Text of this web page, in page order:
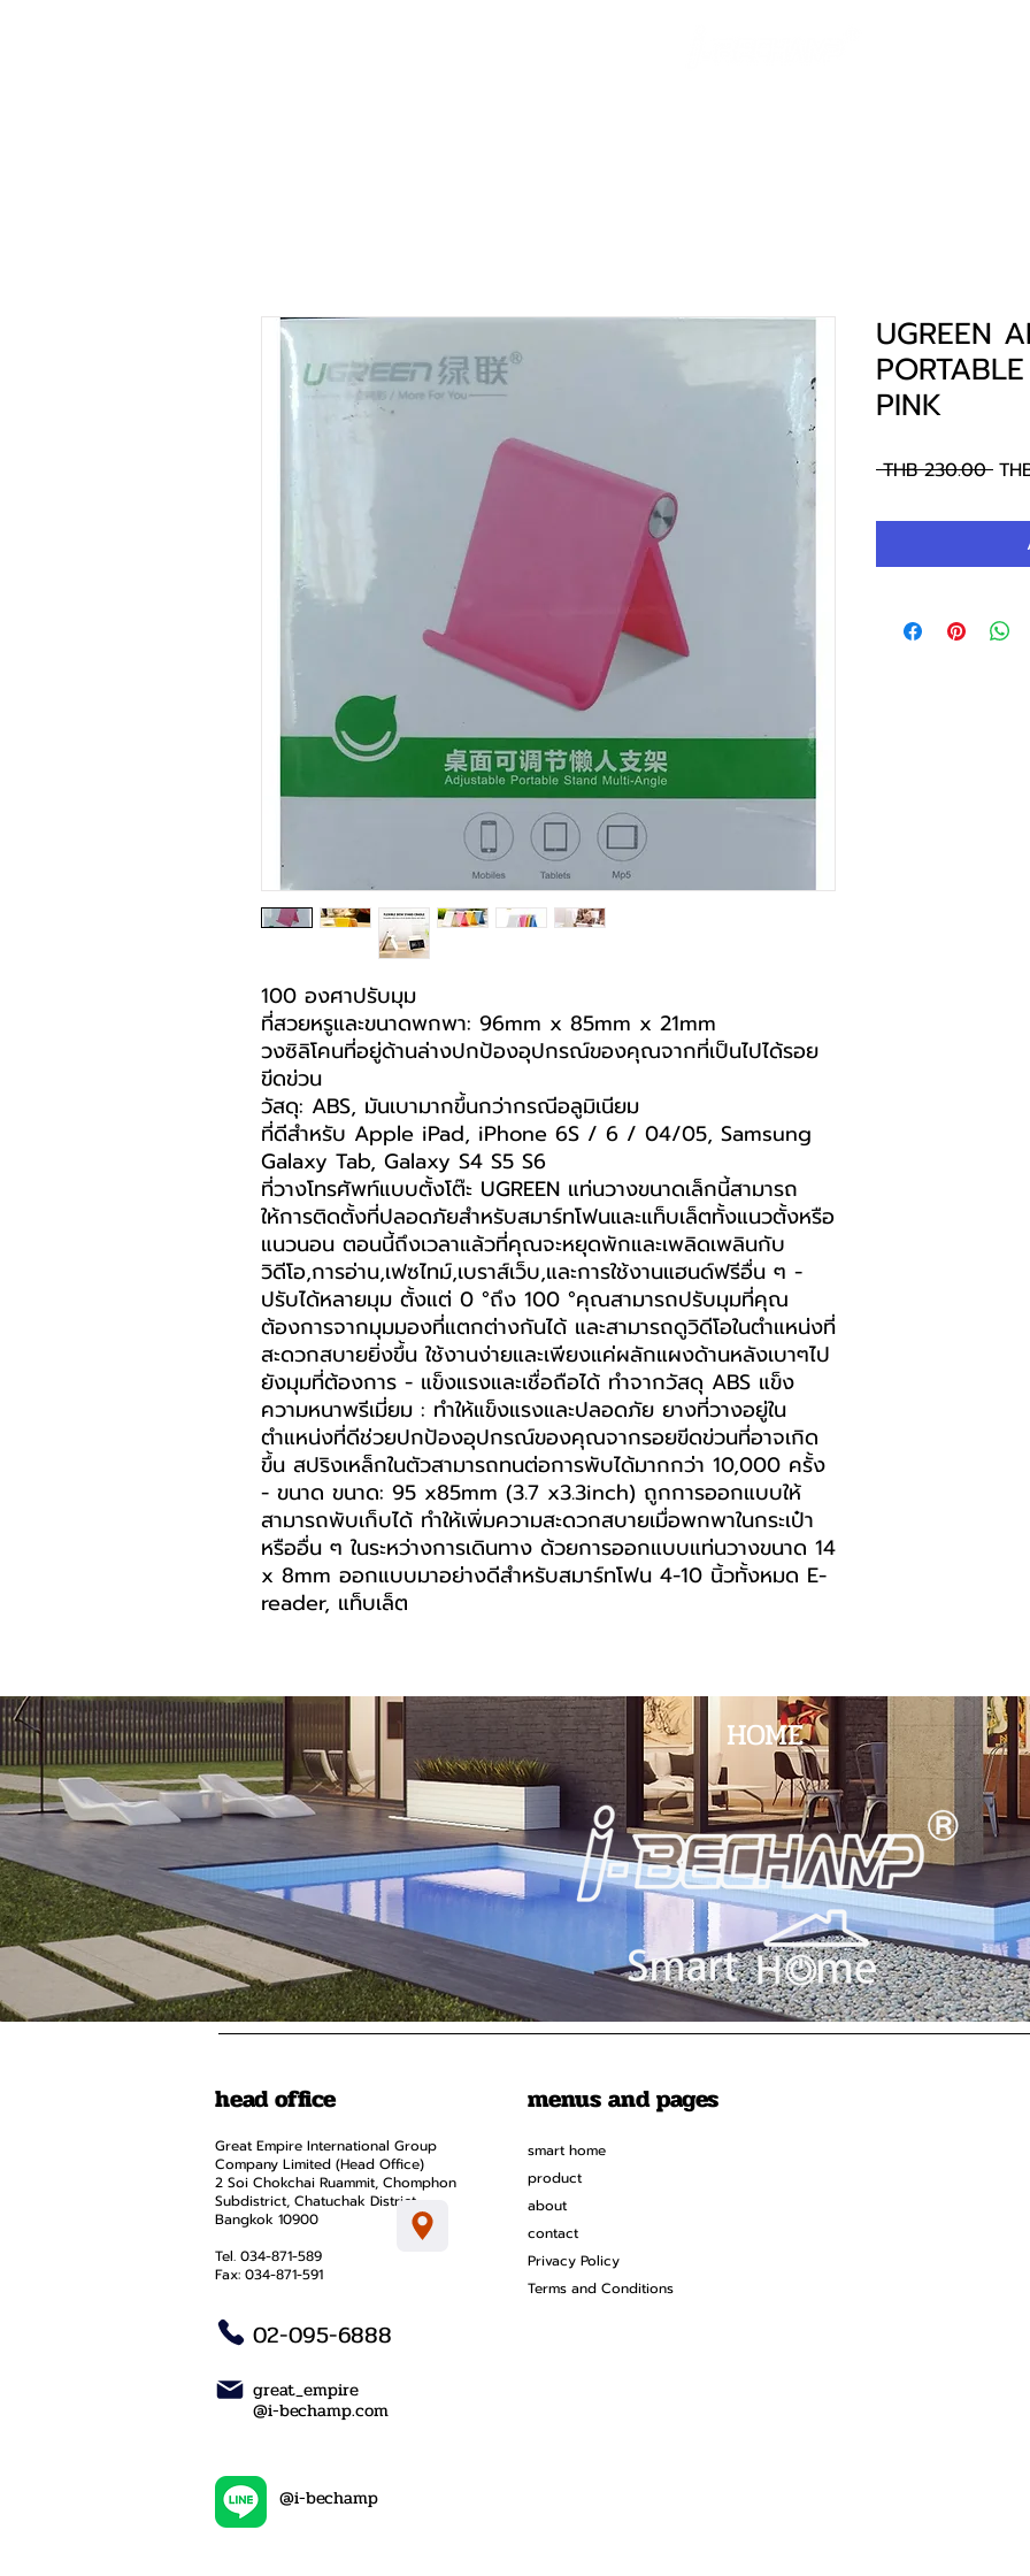
100 องศาปรับมุม
ที่สวยหรูและขนาดพกพา: 96mm x 85mm x 21mm
วงซิลิโคนที่อยู่ด้านล่างปกป้องอุปกรณ์ของคุณจากที่เป็นไปได้รอย
ขีดข่วน
วัสดุ: ABS, มันเบามากขึ้นกว่ากรณีอลูมิเนียม
ที่ดีสำหรับ Apple iPad, iPhone 6S / 6 / 04/05, Samsung
Galaxy Tab, Galaxy S4 S5 S6
ที่วางโทรศัพท์แบบตั้งโต๊ะ UGREEN แท่นวางขนาดเล็กนี้สามารถ
ให้การติดตั้งที่ปลอดภัยสำหรับสมาร์ทโฟนและแท็บเล็ตทั้งแนวตั้งหรือ
แนวนอน ตอนนี้ถึงเวลาแล้วที่คุณจะหยุดพักและเพลิดเพลินกับ
วิดีโอ,การอ่าน,เฟซไทม์,เบราส์เว็บ,และการใช้งานแฮนด์ฟรีอื่น ๆ -
ปรับได้หลายมุม ตั้งแต่ 0 °ถึง 100 °คุณสามารถปรับมุมที่คุณ
ต้องการจากมุมมองที่แตกต่างกันได้ และสามารถดูวิดีโอในตำแหน่งที่
สะดวกสบายยิ่งขึ้น ใช้งานง่ายและเพียงแค่ผลักแผงด้านหลังเบาๆไป
ยังมุมที่ต้องการ - แข็งแรงและเชื่อถือได้ ทำจากวัสดุ ABS แข็ง
ความหนาพรีเมี่ยม : ทำให้แข็งแรงและปลอดภัย ยางที่วางอยู่ใน
ตำแหน่งที่ดีช่วยปกป้องอุปกรณ์ของคุณจากรอยขีดข่วนที่อาจเกิด
ขึ้น สปริงเหล็กในตัวสามารถทนต่อการพับได้มากกว่า 10,000 ครั้ง
- ขนาด ขนาด: 95 x85mm (3.7 x3.3inch) ถูกการออกแบบให้
สามารถพับเก็บได้ ทำให้เพิ่มความสะดวกสบายเมื่อพกพาในกระเป๋า
หรืออื่น ๆ ในระหว่างการเดินทาง ด้วยการออกแบบแท่นวางขนาด 14
x 8mm ออกแบบมาอย่างดีสำหรับสมาร์ทโฟน 4-10 นิ้วทั้งหมด E-
reader, แท็บเล็ต
UGREEN
PINK
THB 230.00
HOME
head office
Great Empire International Group
Company Limited (Head Office)
2 Soi Chokchai Ruammit, Chomphon
Subdistrict, Chatuchak District
Bangkok 10900
Tel. 034-871-589
Fax: 034-871-591
02-095-6888
great_empire
@i-bechamp.com
@i-bechamp
menus and pages
smart home
product
about
contact
Privacy Policy
Terms and Conditions